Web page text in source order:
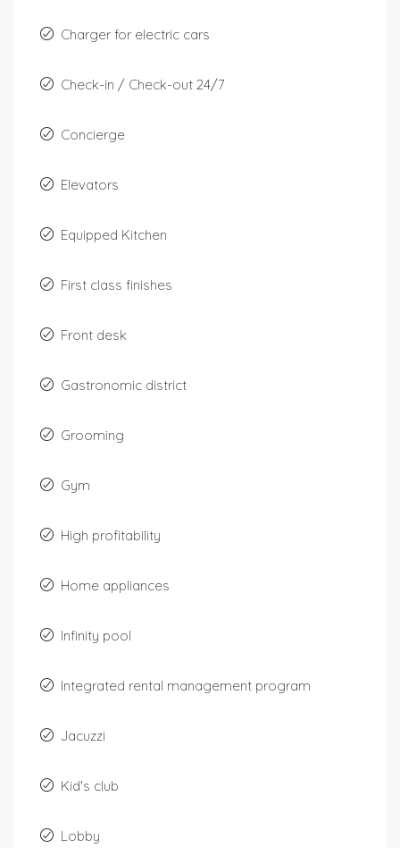
Charger for electric cars
Check-in / Check-out 24/7
Concierge
Elevators
Equipped Kitchen
First class finishes
Front desk
Gastronomic district
Grooming
Gym
High profitability
Home appliances
Infinity pool
Integrated rental management program
Jacuzzi
Kid's club
Lobby